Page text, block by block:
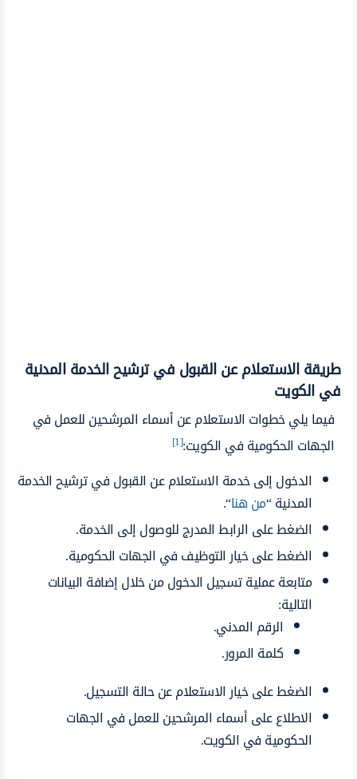
طريقة الاستعلام عن القبول في ترشيح الخدمة المدنية
في الكويت
فيما يلي خطوات الاستعلام عن أسماء المرشحين للعمل في
الجهات الحكومية في الكويت:[1]
الدخول إلى خدمة الاستعلام عن القبول في ترشيح الخدمة
المدنية “من هنا“.
الضغط على الرابط المدرج للوصول إلى الخدمة.
الضغط على خيار التوظيف في الجهات الحكومية.
متابعة عملية تسجيل الدخول من خلال إضافة البيانات
التالية:
الرقم المدني.
كلمة المرور.
الضغط على خيار الاستعلام عن حالة التسجيل.
الاطلاع على أسماء المرشحين للعمل في الجهات
الحكومية في الكويت.